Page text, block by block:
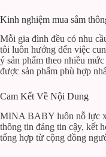
Kinh nghiệm mua sắm
Mỗi gia đình đều có nhu
tôi luôn hướng đến việc
ý sản phẩm theo nhiều
được sản phẩm phù hợp
Cam Kết Về Nội Dung
MINA BABY luôn nỗ lực
thông tin đáng tin cậy, kết
tổng hợp từ cộng đồng